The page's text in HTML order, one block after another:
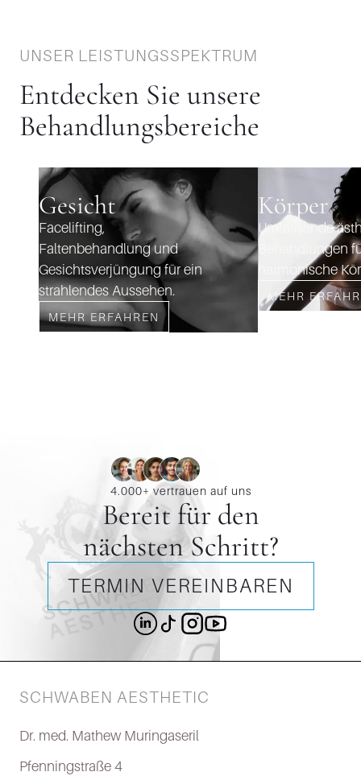
UNSER LEISTUNGSSPEKTRUM
Entdecken Sie unsere
Behandlungsbereiche
Gesicht
Facelifting,
Faltenbehandlung und
Gesichtsverjüngung für ein
strahlendes Aussehen.
MEHR ERFAHREN
Körper
Umfassende
Behandlungen
harmonische
MEHR
4.000+ vertrauen auf uns
Bereit für den
nächsten Schritt?
TERMIN VEREINBAREN
SCHWABEN AESTHETIC
Dr. med. Mathew Muringaseril
Pfenningstraße 4